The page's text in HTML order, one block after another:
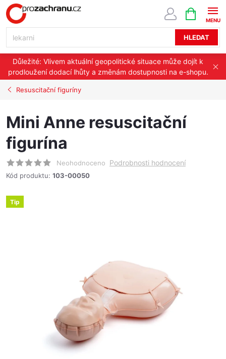
Přejít
na
HLEDAT
NÁKUPNÍ
KOŠÍK
Důležité: Vlivem aktuální geopolitické situace může dojít k
prodloužení dodací lhůty a změnám dostupnosti na e-shopu.
Resuscitační figuríny
Mini Anne resuscitační
figurína
Neohodnoceno Podrobnosti hodnocení
Kód produktu: 103-00050
Tip